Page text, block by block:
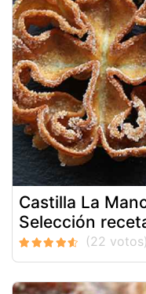
Castilla La
Selección